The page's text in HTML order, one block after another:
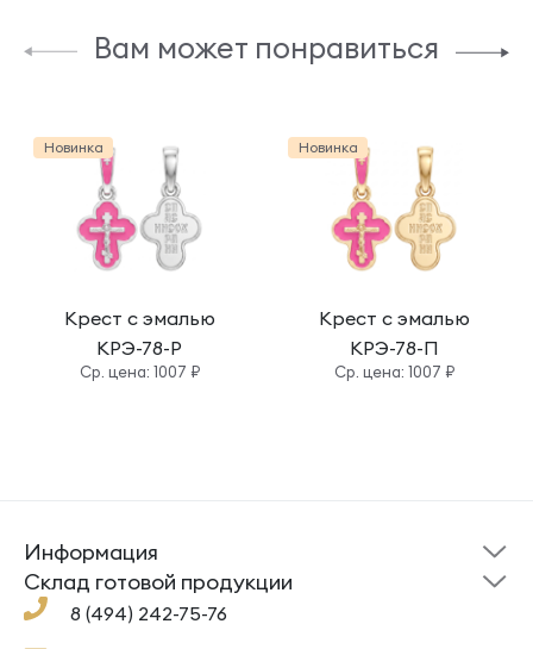
Вам может понравиться
Новинка
Крест с эмалью
КРЭ-78-Р
Cр. цена: 1007 ₽
Новинка
Крест с эмалью
КРЭ-78-П
Cр. цена: 1007 ₽
8 (494) 242-75-76
Информация
Склад готовой
продукции
Под заказ
Помощь
Cклад готовой продукции
Кресты
Кольца
Ложки